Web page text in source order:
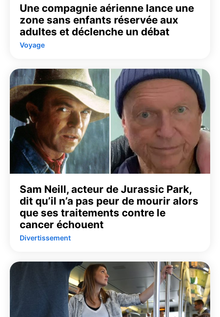
Une compagnie aérienne lance une
zone sans enfants réservée aux
adultes et déclenche un débat
Voyage
Sam Neill, acteur de Jurassic Park,
dit qu’il n’a pas peur de mourir alors
que ses traitements contre le
cancer échouent
Divertissement